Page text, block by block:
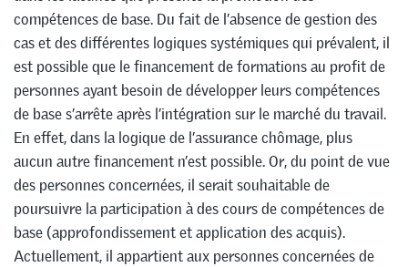
compétences de base. Du fait de l’absence de gestion des
cas et des différentes logiques systémiques qui prévalent, il
est possible que le financement de formations au profit de
personnes ayant besoin de développer leurs compétences
de base s’arrête après l’intégration sur le marché du travail.
En effet, dans la logique de l’assurance chômage, plus
aucun autre financement n’est possible. Or, du point de vue
des personnes concernées, il serait souhaitable de
poursuivre la participation à des cours de compétences de
base (approfondissement et application des acquis).
Actuellement, il appartient aux personnes concernées de